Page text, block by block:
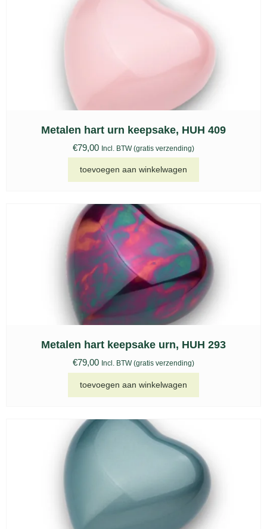
Metalen hart urn keepsake, HUH 409
€79,00 Incl. BTW (gratis verzending)
toevoegen aan winkelwagen
Metalen hart keepsake urn, HUH 293
€79,00 Incl. BTW (gratis verzending)
toevoegen aan winkelwagen